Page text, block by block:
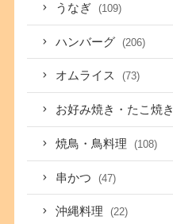
うなぎ (109)
ハンバーグ (206)
オムライス (73)
お好み焼き・たこ焼き
焼鳥・鳥料理 (108)
串かつ (47)
沖縄料理 (22)